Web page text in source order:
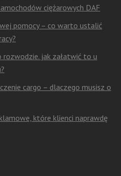
ciężarowych DAF
pomocy – co warto ustalić
rozwodzie. jak załatwić to u
cargo – dlaczego musisz o
które klienci naprawdę